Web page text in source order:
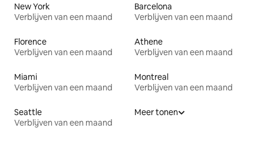
New York
Verblijven van een maand
Barcelona
Verblijven van een maand
Florence
Verblijven van een maand
Athene
Verblijven van een maand
Miami
Verblijven van een maand
Montreal
Verblijven van een maand
Seattle
Verblijven van een maand
Meer tonen